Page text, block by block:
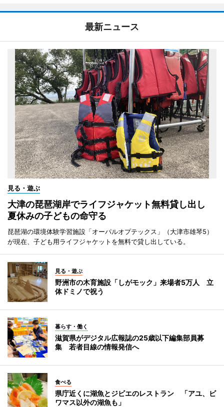
最新ニュース
見る・遊ぶ
大津の琵琶湖岸でライフジャケット無料貸し出し
夏休みの子どもの命守る
琵琶湖の環境体験学習施設「オーパルオプテックス」（大津市雄琴5）
が現在、子ども用ライフジャケットを無料で貸し出している。
見る・遊ぶ
野洲市の木育施設「しがモック」来場者5万人 立
体ドミノで祝う
暮らす・働く
滋賀県がデジタル広報誌の25歳以下編集部員募
集 若者目線の情報発信へ
食べる
県庁近くに湖魚とジビエのレストラン 「アユ、ビ
ワマス以外の湖魚も」